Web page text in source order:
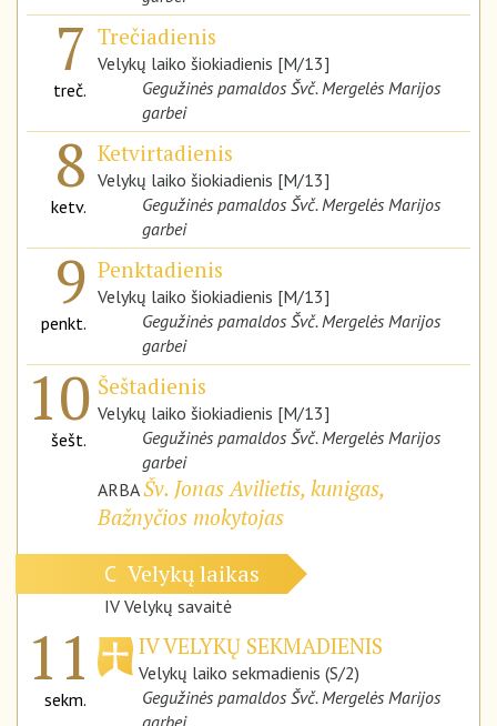
7
treč.
Trečiadienis
Velykų laiko šiokiadienis [M/13]
Gegužinės pamaldos Švč. Mergelės Marijos
garbei
8
ketv.
Ketvirtadienis
Velykų laiko šiokiadienis [M/13]
Gegužinės pamaldos Švč. Mergelės Marijos
garbei
9
penkt.
Penktadienis
Velykų laiko šiokiadienis [M/13]
Gegužinės pamaldos Švč. Mergelės Marijos
garbei
10
šešt.
Šeštadienis
Velykų laiko šiokiadienis [M/13]
Gegužinės pamaldos Švč. Mergelės Marijos
garbei
ARBAŠv. Jonas Avilietis, kunigas,
Bažnyčios mokytojas
C Velykų laikas
IV Velykų savaitė
11
sekm.
IV VELYKŲ SEKMADIENIS
Velykų laiko sekmadienis (S/2)
Gegužinės pamaldos Švč. Mergelės Marijos